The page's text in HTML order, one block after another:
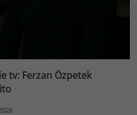
tv: Ferzan Özpetek